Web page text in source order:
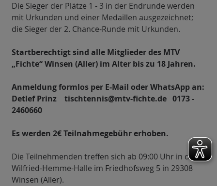
Die Sieger der Plätze 1 - 3 in der Endrunde werden
mit Urkunden und einer Medaillen ausgezeichnet;
die Sieger der 2. Chance-Runde mit Urkunden.
Startberechtigt sind alle Mitglieder des MTV
„Fichte“ Winsen (Aller) im Alter bis zu 18 Jahren.
Anmeldung formlos per E-Mail oder WhatsApp an:
Detlef Prinz tischtennis@mtv-fichte.de 0173 -
2460660
Es werden 2€ Teilnahmegebühr erhoben.
Die Teilnehmenden treffen sich ab 09:00 Uhr in der
Wilfried-Hemme-Halle im Friedhofsweg 5 in 29308
Winsen (Aller).